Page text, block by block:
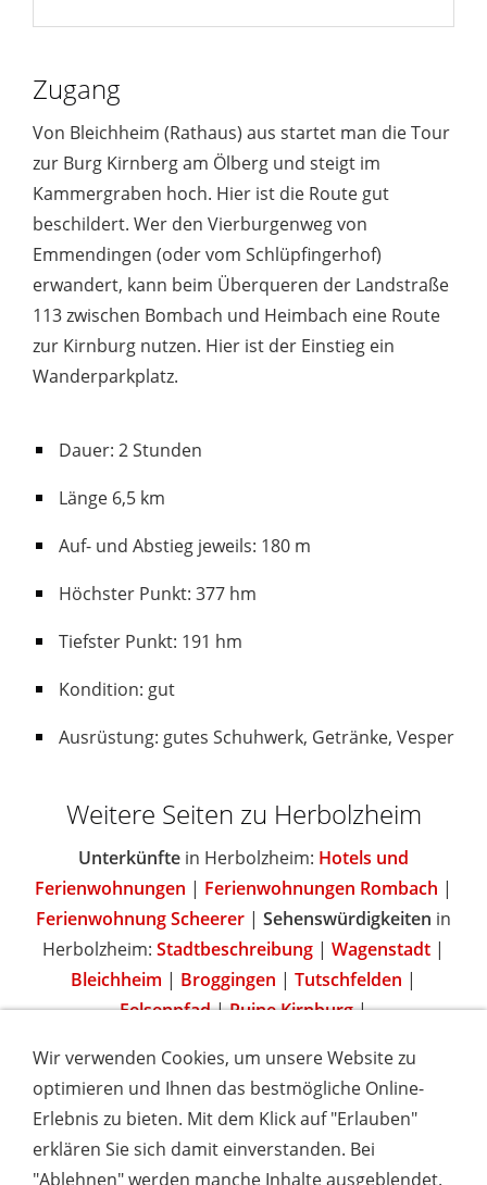
Zugang
Von Bleichheim (Rathaus) aus startet man die Tour
zur Burg Kirnberg am Ölberg und steigt im
Kammergraben hoch. Hier ist die Route gut
beschildert. Wer den Vierburgenweg von
Emmendingen (oder vom Schlüpfingerhof)
erwandert, kann beim Überqueren der Landstraße
113 zwischen Bombach und Heimbach eine Route
zur Kirnburg nutzen. Hier ist der Einstieg ein
Wanderparkplatz.
Dauer: 2 Stunden
Länge 6,5 km
Auf- und Abstieg jeweils: 180 m
Höchster Punkt: 377 hm
Tiefster Punkt: 191 hm
Kondition: gut
Ausrüstung: gutes Schuhwerk, Getränke, Vesper
Weitere Seiten zu Herbolzheim
Unterkünfte in Herbolzheim: Hotels und
Ferienwohnungen | Ferienwohnungen Rombach |
Ferienwohnung Scheerer | Sehenswürdigkeiten in
Herbolzheim: Stadtbeschreibung | Wagenstadt |
Bleichheim | Broggingen | Tutschfelden |
Felsenpfad|Ruine Kirnburg|
IMPRESSUM COOKIES & DATENSCHUTZ
AGB
TOURISMUSHELD
WISSENSWERT
NEWSLETTER
Wir verwenden Cookies, um unsere Website zu
optimieren und Ihnen das bestmögliche Online-
Erlebnis zu bieten. Mit dem Klick auf "Erlauben"
erklären Sie sich damit einverstanden. Bei
"Ablehnen" werden manche Inhalte ausgeblendet.